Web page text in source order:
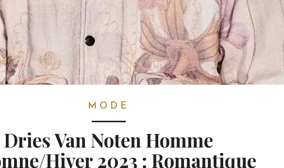
MODE
Dries Van Noten Homme
Hiver 2023 : Romantique